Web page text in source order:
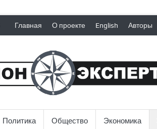
Главная О проекте English Авторы
Политика Общество Экономика